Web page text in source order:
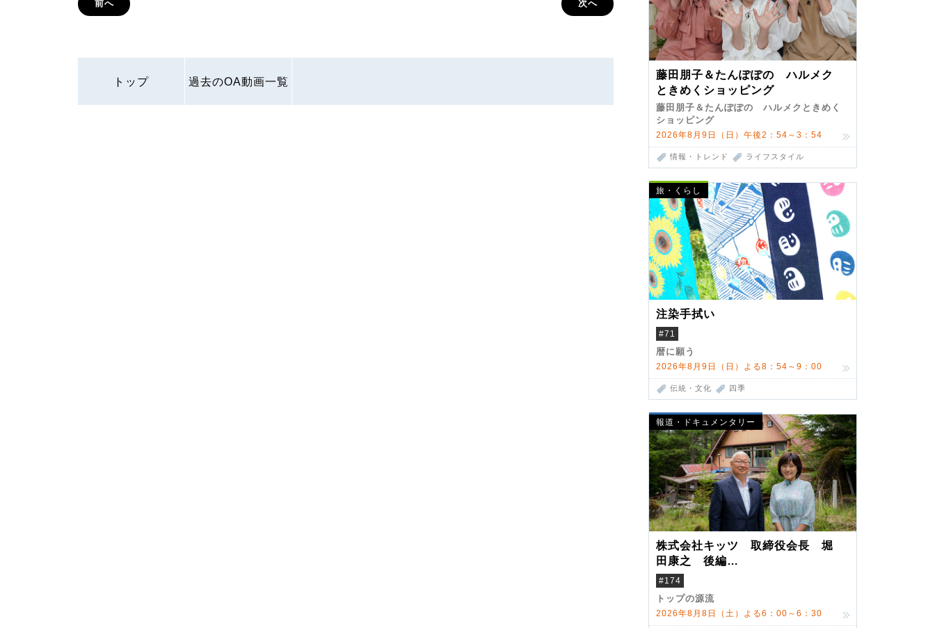
藤田朋子＆たんぽぽの ハルメク
ときめくショッピング
藤田朋子＆たんぽぽの ハルメクときめく
ショッピング
2026年8月9日（日）午後2：54～3：54
情報・トレンド ライフスタイル
旅・くらし
注染手拭い
#71
暦に願う
2026年8月9日（日）よる8：54～9：00
伝統・文化 四季
報道・ドキュメンタリー
株式会社キッツ 取締役会長 堀
田康之 後編
米国駐在でも浮かんだ八ヶ岳 山
小屋を営んだ父母
#174
トップの源流
2026年8月8日（土）よる6：00～6：30
前へ 次へ
トップ 過去のOA動画一覧